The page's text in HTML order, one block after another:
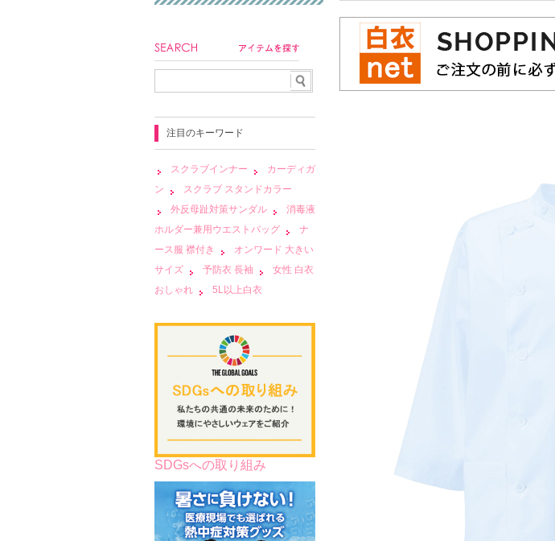
注目のキーワード
スクラブインナー
カーディガ
ン
スクラブ スタンドカラー
外反母趾対策サンダル
消毒液
ホルダー兼用ウエストバッグ
ナ
ース服 襟付き
オンワード 大きい
サイズ
予防衣 長袖
女性 白衣
おしゃれ
5L以上白衣
SDGsへの取り組み